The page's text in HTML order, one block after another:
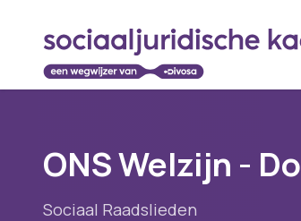
ONS Welzijn -
Sociaal Raadslieden